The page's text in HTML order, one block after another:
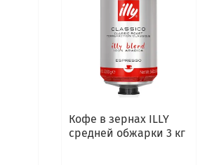
Кофе в зернах ILLY
средней обжарки 3 кг